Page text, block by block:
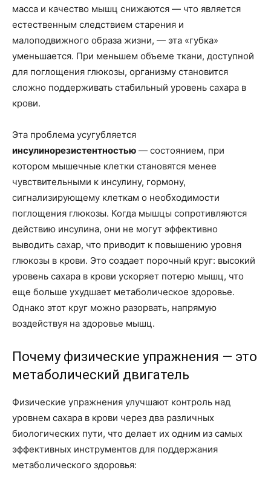
масса и качество мышц снижаются — что является
естественным следствием старения и
малоподвижного образа жизни, — эта «губка»
уменьшается. При меньшем объеме ткани, доступной
для поглощения глюкозы, организму становится
сложно поддерживать стабильный уровень сахара в
крови.
Эта проблема усугубляется
инсулинорезистентностью — состоянием, при
котором мышечные клетки становятся менее
чувствительными к инсулину, гормону,
сигнализирующему клеткам о необходимости
поглощения глюкозы. Когда мышцы сопротивляются
действию инсулина, они не могут эффективно
выводить сахар, что приводит к повышению уровня
глюкозы в крови. Это создает порочный круг: высокий
уровень сахара в крови ускоряет потерю мышц, что
еще больше ухудшает метаболическое здоровье.
Однако этот круг можно разорвать, напрямую
воздействуя на здоровье мышц.
Почему физические упражнения — это
метаболический двигатель
Физические упражнения улучшают контроль над
уровнем сахара в крови через два различных
биологических пути, что делает их одним из самых
эффективных инструментов для поддержания
метаболического здоровья: